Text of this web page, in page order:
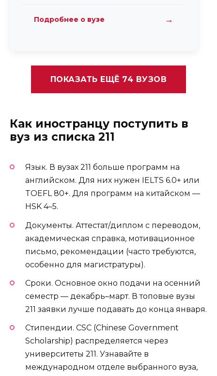
Подробнее о вузе →
ПОКАЗАТЬ ЕЩЁ 74 ВУЗОВ
Как иностранцу поступить в
вуз из списка 211
Язык. В вузах 211 больше программ на
английском. Для них нужен IELTS 6.0+ или
TOEFL 80+. Для программ на китайском —
HSK 4–5.
Документы. Аттестат/диплом с переводом,
академическая справка, мотивационное
письмо, рекомендации (часто требуются,
особенно для магистратуры).
Сроки. Основное окно подачи на осенний
семестр — декабрь–март. В топовые вузы
211 заявки лучше подавать до конца января.
Стипендии. CSC (Chinese Government
Scholarship) распределяется через
университеты 211. Узнавайте в
международном отделе выбранного вуза,